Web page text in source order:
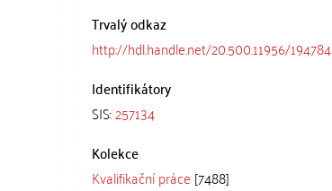
Trvalý odkaz
http://hdl.handle.net/20.500.11956/194784
Identifikátory
SIS:257134
Kolekce
Kvalifikační práce [7488]